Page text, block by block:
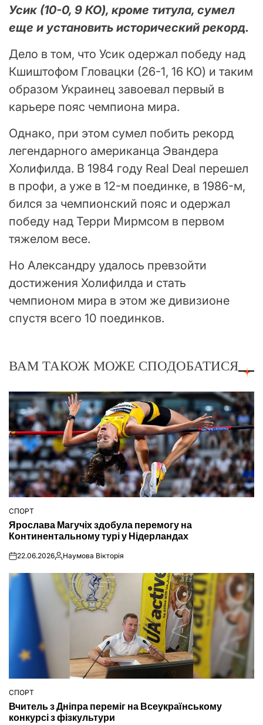
Усик (10-0, 9 КО), кроме титула, сумел
еще и установить исторический рекорд.
Дело в том, что Усик одержал победу над
Кшиштофом Гловацки (26-1, 16 КО) и таким
образом Украинец завоевал первый в
карьере пояс чемпиона мира.
Однако, при этом сумел побить рекорд
легендарного американца Эвандера
Холифилда. В 1984 году Real Deal перешел
в профи, а уже в 12-м поединке, в 1986-м,
бился за чемпионский пояс и одержал
победу над Терри Мирмсом в первом
тяжелом весе.
Но Александру удалось превзойти
достижения Холифилда и стать
чемпионом мира в этом же дивизионе
спустя всего 10 поединков.
ВАМ ТАКОЖ МОЖЕ СПОДОБАТИСЯ
ОПУБЛІКУВАТИ
У
СПОРТ
Ярослава Магучіх здобула перемогу на
Континентальному турі у Нідерландах
on22.06.2026Опубліковано
Наумова Вікторія
ОПУБЛІКУВАТИ
У
СПОРТ
Вчитель з Дніпра переміг на Всеукраїнському
конкурсі з фізкультури